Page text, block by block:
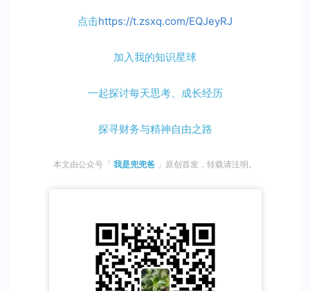
点击https://t.zsxq.com/EQJeyRJ
加入我的知识星球
一起探讨每天思考、成长经历
探寻财务与精神自由之路
本文由公众号「 我是兜兜爸 」 原创首发，转载请注明。